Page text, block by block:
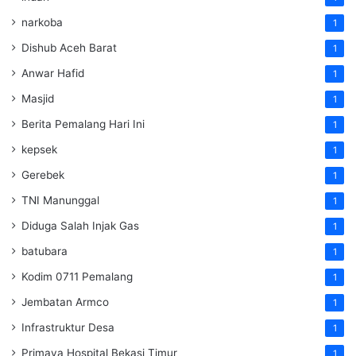
narkoba 1
Dishub Aceh Barat 1
Anwar Hafid 1
Masjid 1
Berita Pemalang Hari Ini 1
kepsek 1
Gerebek 1
TNI Manunggal 1
Diduga Salah Injak Gas 1
batubara 1
Kodim 0711 Pemalang 1
Jembatan Armco 1
Infrastruktur Desa 1
Primaya Hospital Bekasi Timur 1